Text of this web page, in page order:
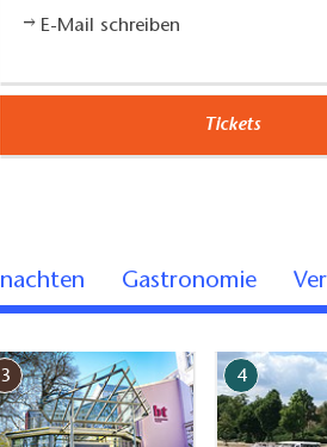
E-Mail schreiben
Tickets
Gastronomie
3 4